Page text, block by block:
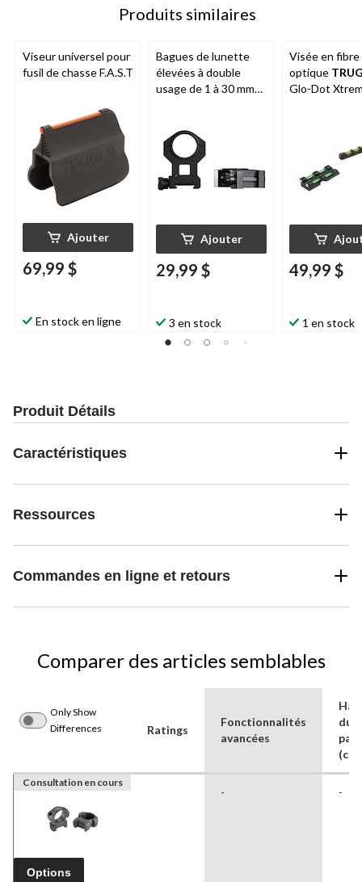
Produits similaires
Viseur universel pour
fusil de chasse F.A.S.T
Ajouter
69,99 $
En stock en ligne
Bagues de lunette
élevées à double
usage de 1 à 30 mm
Ajouter
29,99 $
3 en stock
Visée en fibre
optique
Glo-Dot
49,99 $
1 en stock
Produit Détails
Caractéristiques
Ressources
Commandes en ligne et retours
Comparer des articles semblables
Only Show
Differences
Ratings
Fonctionnalités
avancées
du
(cm)
Consultation en cours
Options
- -